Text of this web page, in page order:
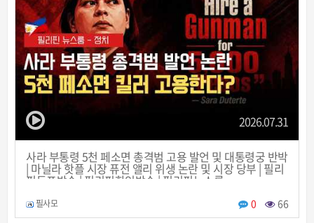
2026.07.31
사라 부통령 5천 페소면 총격범 고용 발언 및 대통령궁 반박
| 마닐라 핫플 시장 퓨전 앨리 위생 논란 및 시장 당부 | 필리
핀동포방송 | 필리핀한인방송 | 필리핀뉴스룸
필사모 0 66